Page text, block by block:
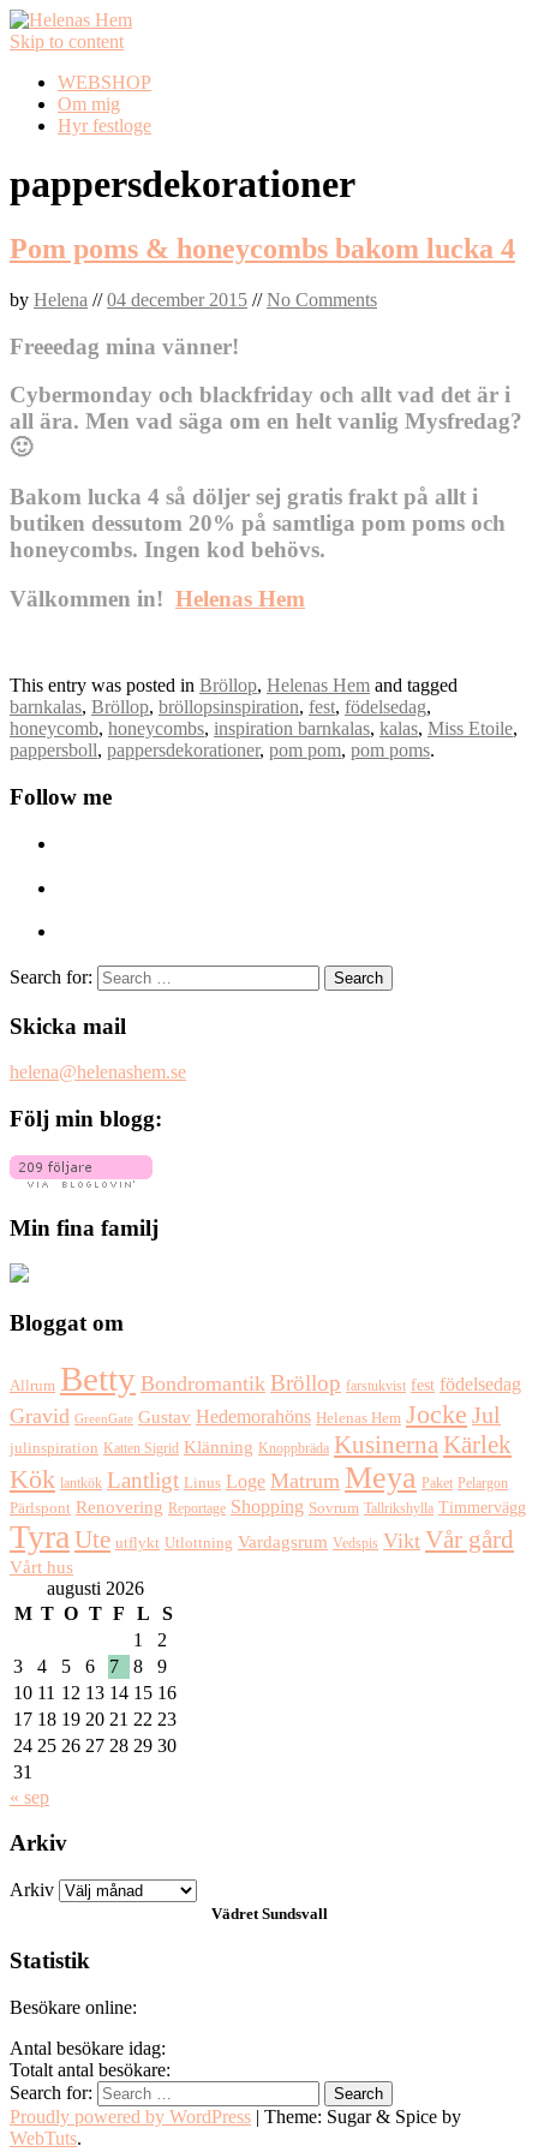
Skip to content
WEBSHOP
Om mig
Hyr festloge
pappersdekorationer
Pom poms & honeycombs bakom lucka 4
by Helena //04 december 2015 //No Comments
Freeedag mina vänner!
Cybermonday och blackfriday och allt vad det är i
all ära. Men vad säga om en helt vanlig Mysfredag?
🙂
Bakom lucka 4 så döljer sej gratis frakt på allt i
butiken dessutom 20% på samtliga pom poms och
honeycombs. Ingen kod behövs.
Välkommen in! Helenas Hem
This entry was posted in Bröllop, Helenas Hem and tagged
barnkalas, Bröllop, bröllopsinspiration, fest, födelsedag,
honeycomb, honeycombs, inspiration barnkalas, kalas, Miss Etoile,
pappersboll, pappersdekorationer, pom pom, pom poms.
Follow me
Search for:
Skicka mail
helena@helenashem.se
Följ min blogg:
Min fina familj
Bloggat om
Allrum Betty Bondromantik Bröllop farstukvist fest födelsedag
Gravid GreenGate Gustav Hedemorahöns Helenas Hem Jocke Jul
julinspiration Katten Sigrid Klänning Knoppbräda Kusinerna Kärlek
Kök lantkök Lantligt Linus Loge Matrum Meya Paket Pelargon
Pärlspont Renovering Reportage Shopping Sovrum Tallrikshylla Timmervägg
Tyra Ute utflykt Utlottning Vardagsrum Vedspis Vikt Vår gård
Vårt hus
augusti 2026
M T O T F L
S
1
2
3
4 5 6 7 8
9
10 11 12 13 14 15 16
17 18 19 20 21 22 23
24 25 26 27 28 29 30
31
« sep
Arkiv
Arkiv
VädretSundsvall
Statistik
Besökare online:
Antal besökare idag:
Totalt antal besökare:
Search for:
Proudly powered by WordPress | Theme: Sugar & Spice by
WebTuts.